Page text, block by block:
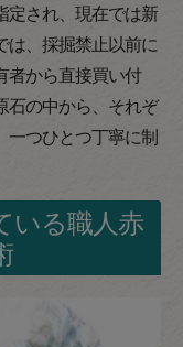
定され、現在では新
は、採掘禁止以前に
者から直接買い付
石の中から、それぞ
一つひとつ丁寧に制
いる職人赤